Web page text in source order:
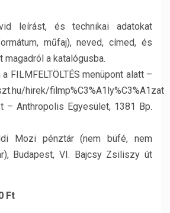
leírást, és technikai adatokat
műfaj), neved, címed, és
a katalógusba.
FILMFELTÖLTÉS menüpont alatt –
hirek/filmp%C3%A1ly%C3%A1zat
– Anthropolis Egyesület, 1381 Bp.
Mozi pénztár (nem büfé, nem
Budapest, VI. Bajcsy Zsiliszy út
Ft